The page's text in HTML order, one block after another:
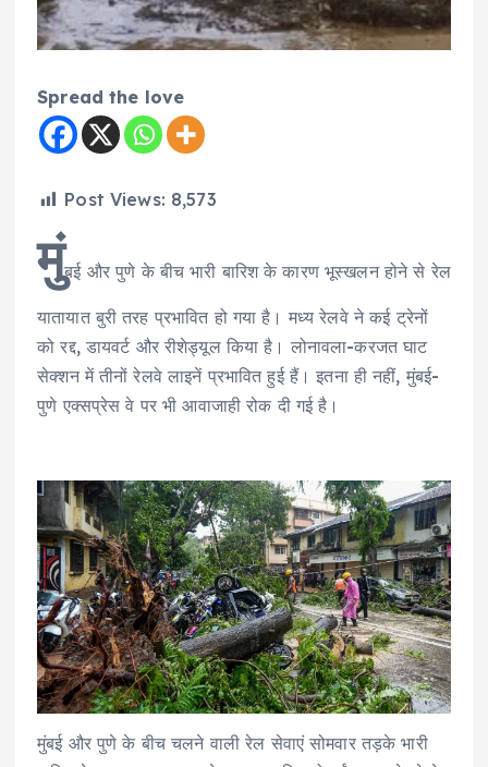
Spread the love
Post Views: 8,573
मुंबई और पुणे के बीच भारी बारिश के कारण भूस्खलन होने से रेल
यातायात बुरी तरह प्रभावित हो गया है। मध्य रेलवे ने कई ट्रेनों
को रद्द, डायवर्ट और रीशेड्यूल किया है। लोनावला-करजत घाट
सेक्शन में तीनों रेलवे लाइनें प्रभावित हुई हैं। इतना ही नहीं, मुंबई-
पुणे एक्सप्रेस वे पर भी आवाजाही रोक दी गई है।
मुंबई और पुणे के बीच चलने वाली रेल सेवाएं सोमवार तड़के भारी